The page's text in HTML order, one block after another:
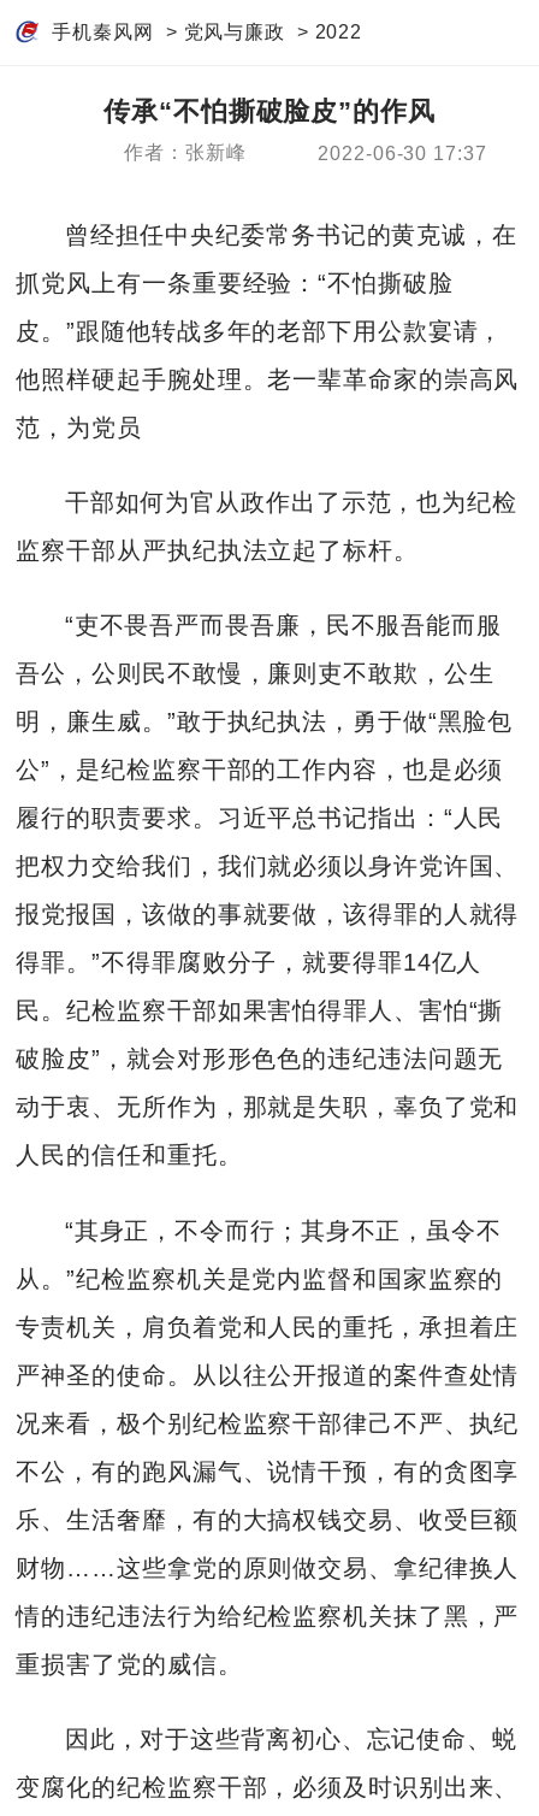
手机秦风网 > 党风与廉政 > 2022
传承“不怕撕破脸皮”的作风
作者：张新峰 2022-06-30 17:37
曾经担任中央纪委常务书记的黄克诚，在
抓党风上有一条重要经验：“不怕撕破脸
皮。”跟随他转战多年的老部下用公款宴请，
他照样硬起手腕处理。老一辈革命家的崇高风
范，为党员
干部如何为官从政作出了示范，也为纪检
监察干部从严执纪执法立起了标杆。
“吏不畏吾严而畏吾廉，民不服吾能而服
吾公，公则民不敢慢，廉则吏不敢欺，公生
明，廉生威。”敢于执纪执法，勇于做“黑脸包
公”，是纪检监察干部的工作内容，也是必须
履行的职责要求。习近平总书记指出：“人民
把权力交给我们，我们就必须以身许党许国、
报党报国，该做的事就要做，该得罪的人就得
得罪。”不得罪腐败分子，就要得罪14亿人
民。纪检监察干部如果害怕得罪人、害怕“撕
破脸皮”，就会对形形色色的违纪违法问题无
动于衷、无所作为，那就是失职，辜负了党和
人民的信任和重托。
“其身正，不令而行；其身不正，虽令不
从。”纪检监察机关是党内监督和国家监察的
专责机关，肩负着党和人民的重托，承担着庄
严神圣的使命。从以往公开报道的案件查处情
况来看，极个别纪检监察干部律己不严、执纪
不公，有的跑风漏气、说情干预，有的贪图享
乐、生活奢靡，有的大搞权钱交易、收受巨额
财物……这些拿党的原则做交易、拿纪律换人
情的违纪违法行为给纪检监察机关抹了黑，严
重损害了党的威信。
因此，对于这些背离初心、忘记使命、蜕
变腐化的纪检监察干部，必须及时识别出来、